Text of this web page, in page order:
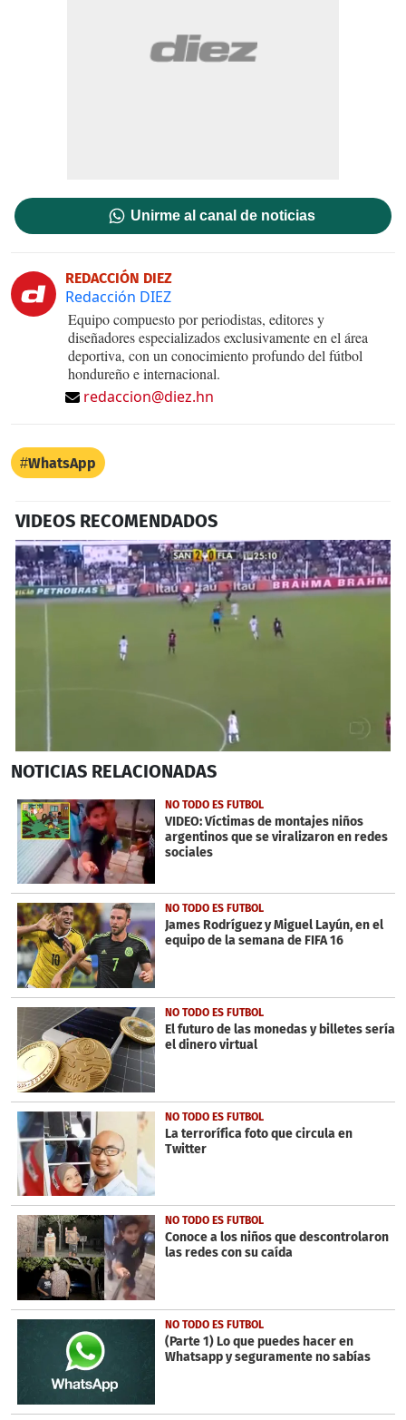
Unirme al canal de noticias
REDACCIÓN DIEZ
Redacción DIEZ
Equipo compuesto por periodistas, editores y
diseñadores especializados exclusivamente en el área
deportiva, con un conocimiento profundo del fútbol
hondureño e internacional.
redaccion@diez.hn
WhatsApp
VIDEOS RECOMENDADOS
seconds
1
minute,
10
seconds
NOTICIAS RELACIONADAS
NO TODO ES FUTBOL
VIDEO: Víctimas de montajes niños
argentinos que se viralizaron en redes
sociales
NO TODO ES FUTBOL
James Rodríguez y Miguel Layún, en el
equipo de la semana de FIFA 16
NO TODO ES FUTBOL
El futuro de las monedas y billetes sería
el dinero virtual
NO TODO ES FUTBOL
La terrorífica foto que circula en
Twitter
NO TODO ES FUTBOL
Conoce a los niños que descontrolaron
las redes con su caída
NO TODO ES FUTBOL
(Parte 1) Lo que puedes hacer en
Whatsapp y seguramente no sabías